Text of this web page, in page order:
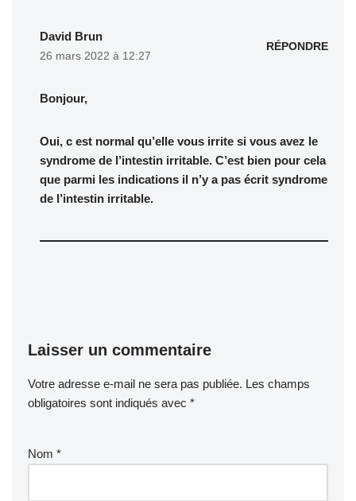
David Brun
26 mars 2022 à 12:27
RÉPONDRE
Bonjour,
Oui, c est normal qu’elle vous irrite si vous avez le
syndrome de l’intestin irritable. C’est bien pour cela
que parmi les indications il n’y a pas écrit syndrome
de l’intestin irritable.
Laisser un commentaire
Votre adresse e-mail ne sera pas publiée. Les champs
obligatoires sont indiqués avec *
Nom *